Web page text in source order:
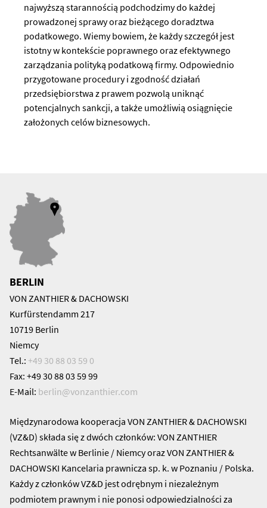
najwyższą starannością podchodzimy do każdej
prowadzonej sprawy oraz bieżącego doradztwa
podatkowego. Wiemy bowiem, że każdy szczegół jest
istotny w kontekście poprawnego oraz efektywnego
zarządzania polityką podatkową firmy. Odpowiednio
przygotowane procedury i zgodność działań
przedsiębiorstwa z prawem pozwolą uniknąć
potencjalnych sankcji, a także umożliwią osiągnięcie
założonych celów biznesowych.
BERLIN
VON ZANTHIER & DACHOWSKI
Kurfürstendamm 217
10719 Berlin
Niemcy
Tel.: +49 30 88 03 59 0
Fax: +49 30 88 03 59 99
E-Mail: berlin@vonzanthier.com
Międzynarodowa kooperacja VON ZANTHIER & DACHOWSKI
(VZ&D) składa się z dwóch członków: VON ZANTHIER
Rechtsanwälte w Berlinie / Niemcy oraz VON ZANTHIER &
DACHOWSKI Kancelaria prawnicza sp. k. w Poznaniu / Polska.
Każdy z członków VZ&D jest odrębnym i niezależnym
podmiotem prawnym i nie ponosi odpowiedzialności za